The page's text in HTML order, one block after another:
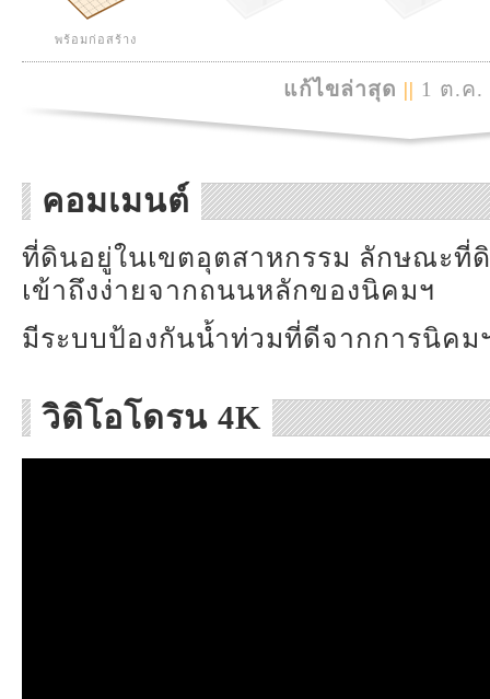
พร้อมก่อสร้าง
แก้ไขล่าสุด || 1 ต.ค.
คอมเมนต์
ที่ดินอยู่ในเขตอุตสาหกรรม ลักษณะที่
เข้าถึงง่ายจากถนนหลักของนิคมฯ
มีระบบป้องกันน้ำท่วมที่ดีจากการนิคม
วิดิโอโดรน 4K